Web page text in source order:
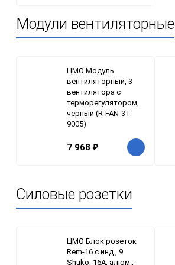
Модули вентиляторные
ЦМО Модуль
вентиляторный, 3
вентилятора с
терморегулятором,
чёрный (R-FAN-3T-
9005)
7 968 ₽
Силовые розетки
ЦМО Блок розеток
Rem-16 с инд., 9
Shuko, 16A, алюм.,